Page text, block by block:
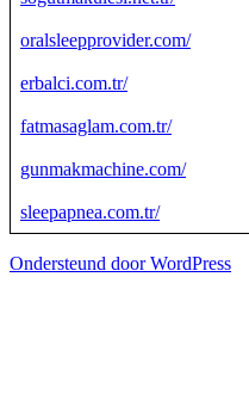
oralsleepprovider.com/
erbalci.com.tr/
fatmasaglam.com.tr/
gunmakmachine.com/
sleepapnea.com.tr/
Ondersteund door WordPress